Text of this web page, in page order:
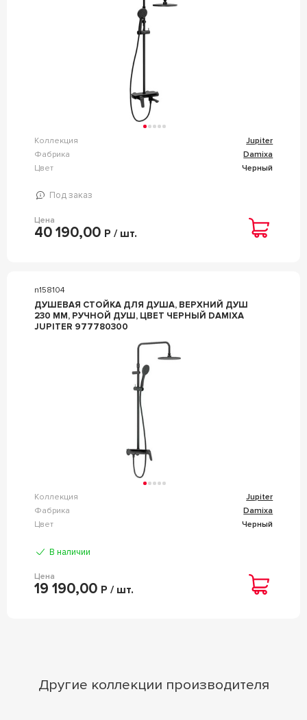
Коллекция
Jupiter
Фабрика
Damixa
Цвет
Черный
Под заказ
Цена
40 190,00 Р / шт.
n158104
ДУШЕВАЯ СТОЙКА ДЛЯ ДУША, ВЕРХНИЙ ДУШ
230 ММ, РУЧНОЙ ДУШ, ЦВЕТ ЧЕРНЫЙ DAMIXA
JUPITER 977780300
Коллекция
Jupiter
Фабрика
Damixa
Цвет
Черный
В наличии
Цена
19 190,00 Р / шт.
Другие коллекции производителя